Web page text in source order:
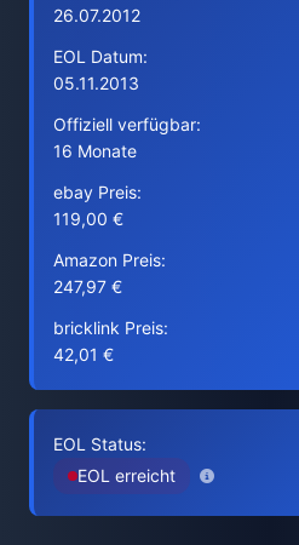
26.07.2012
EOL Datum:
05.11.2013
Offiziell verfügbar:
16 Monate
ebay Preis:
119,00 €
Amazon Preis:
247,97 €
bricklink Preis:
42,01 €
EOL Status:
EOL erreicht